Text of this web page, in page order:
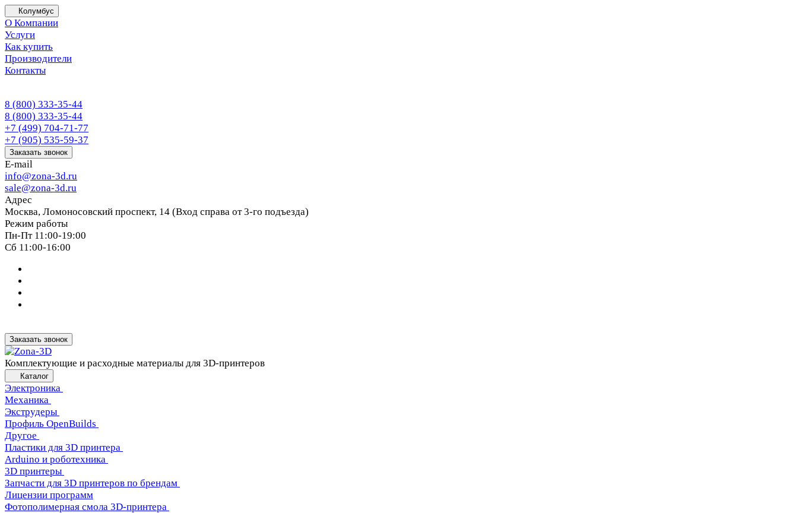
Колумбус
О Компании
Услуги
Как купить
Производители
Контакты
8 (800) 333-35-44
8 (800) 333-35-44
+7 (499) 704-71-77
+7 (905) 535-59-37
Заказать звонок
E-mail
info@zona-3d.ru
sale@zona-3d.ru
Адрес
Москва, Ломоносовский проспект, 14 (Вход справа от 3-го подъезда)
Режим работы
Пн-Пт 11:00-19:00
Сб 11:00-16:00
Заказать звонок
Комплектующие и расходные материалы для 3D-принтеров
Каталог
Электроника
Механика
Экструдеры
Профиль OpenBuilds
Другое
Пластики для 3D принтера
Arduino и роботехника
3D принтеры
Запчасти для 3D принтеров по брендам
Лицензии программ
Фотополимерная смола 3D-принтера